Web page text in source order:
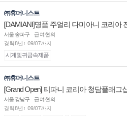
㈜휴머니스트
[DAMIANI]명품 주얼리 다미아니 코리아
부점장/판매사원 채용
서울 송파구
급여협의
경력8년↑ 09/07까지
시계및귀금속제품
㈜휴머니스트
[Grand Open] 티파니 코리아 청담플래그
계대전 판매사원 채용
서울 강남구
급여협의
경력8년↑ 09/07까지